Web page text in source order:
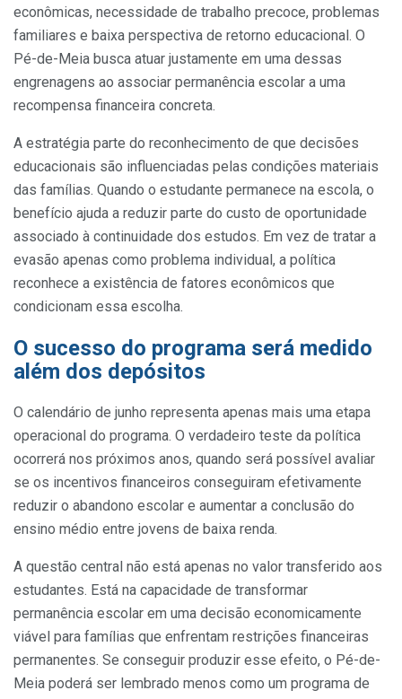
econômicas, necessidade de trabalho precoce, problemas
familiares e baixa perspectiva de retorno educacional. O
Pé-de-Meia busca atuar justamente em uma dessas
engrenagens ao associar permanência escolar a uma
recompensa financeira concreta.
A estratégia parte do reconhecimento de que decisões
educacionais são influenciadas pelas condições materiais
das famílias. Quando o estudante permanece na escola, o
benefício ajuda a reduzir parte do custo de oportunidade
associado à continuidade dos estudos. Em vez de tratar a
evasão apenas como problema individual, a política
reconhece a existência de fatores econômicos que
condicionam essa escolha.
O sucesso do programa será medido
além dos depósitos
O calendário de junho representa apenas mais uma etapa
operacional do programa. O verdadeiro teste da política
ocorrerá nos próximos anos, quando será possível avaliar
se os incentivos financeiros conseguiram efetivamente
reduzir o abandono escolar e aumentar a conclusão do
ensino médio entre jovens de baixa renda.
A questão central não está apenas no valor transferido aos
estudantes. Está na capacidade de transformar
permanência escolar em uma decisão economicamente
viável para famílias que enfrentam restrições financeiras
permanentes. Se conseguir produzir esse efeito, o Pé-de-
Meia poderá ser lembrado menos como um programa de